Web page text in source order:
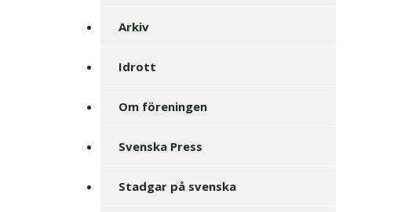
Arkiv
Idrott
Om föreningen
Svenska Press
Stadgar på svenska